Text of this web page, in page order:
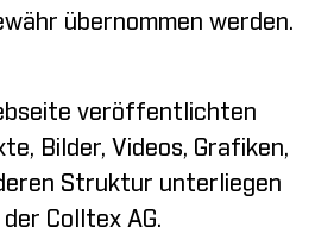
übernommen werden.
veröffentlichten
Bilder, Videos, Grafiken,
Struktur unterliegen
Colltex AG.